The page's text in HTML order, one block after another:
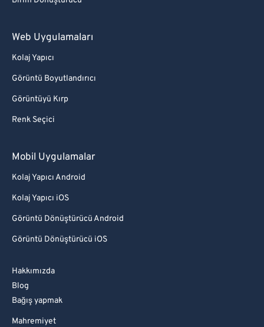
Web Uygulamaları
Kolaj Yapıcı
Görüntü Boyutlandırıcı
Görüntüyü Kırp
Renk Seçici
Mobil Uygulamalar
Kolaj Yapıcı Android
Kolaj Yapıcı iOS
Görüntü Dönüştürücü Android
Görüntü Dönüştürücü iOS
Hakkımızda
Blog
Bağış yapmak
Mahremiyet